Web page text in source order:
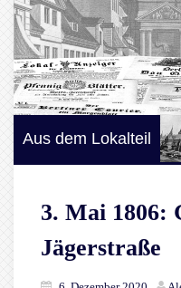
Aus dem Lokalteil
3. Mai 1806:
Jägerstraße